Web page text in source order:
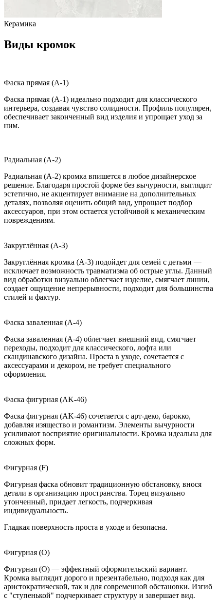
Керамика
Виды кромок
Фаска прямая (A-1)
Фаска прямая (A-1) идеально подходит для классического
интерьера, создавая чувство солидности. Профиль популярен,
обеспечивает законченный вид изделия и упрощает уход за
ним.
Радиальная (A-2)
Радиальная (A-2) кромка впишется в любое дизайнерское
решение. Благодаря простой форме без вычурности, выглядит
эстетично, не акцентирует внимание на дополнительных
деталях, позволяя оценить общий вид, упрощает подбор
аксессуаров, при этом остается устойчивой к механическим
повреждениям.
Закруглённая (A-3)
Закруглённая кромка (A-3) подойдет для семей с детьми —
исключает возможность травматизма об острые углы. Данный
вид обработки визуально облегчает изделие, смягчает линии,
создает ощущение непрерывности, подходит для большинства
стилей и фактур.
Фаска заваленная (A-4)
Фаска заваленная (A-4) облегчает внешний вид, смягчает
переходы, подходит для классического, лофта или
скандинавского дизайна. Проста в уходе, сочетается с
аксессуарами и декором, не требует специального
оформления.
Фаска фигурная (AK-46)
Фаска фигурная (AK-46) сочетается с арт-деко, барокко,
добавляя изящество и романтизм. Элементы вычурности
усиливают восприятие оригинальности. Кромка идеальна для
сложных форм.
Фигурная (F)
Фигурная фаска обновит традиционную обстановку, внося
детали в организацию пространства. Торец визуально
утонченный, придает легкость, подчеркивая
индивидуальность.
Гладкая поверхность проста в уходе и безопасна.
Фигурная (O)
Фигурная (O) — эффектный оформительский вариант.
Кромка выглядит дорого и презентабельно, подходя как для
аристократической, так и для современной обстановки. Изгиб
с "ступенькой" подчеркивает структуру и завершает вид.